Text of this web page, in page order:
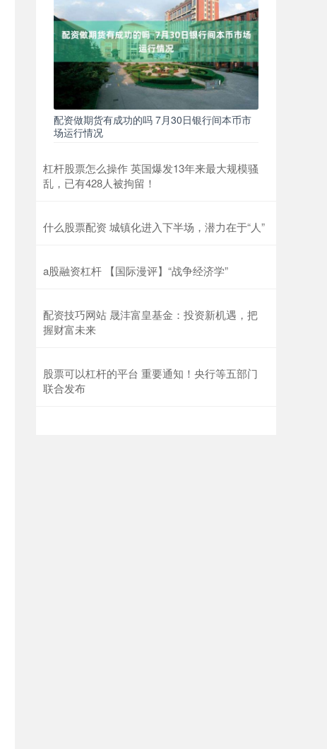
配资做期货有成功的吗 7月30日银行间本币市
场运行情况
杠杆股票怎么操作 英国爆发13年来最大规模骚
乱，已有428人被拘留！
什么股票配资 城镇化进入下半场，潜力在于“人”
a股融资杠杆 【国际漫评】“战争经济学”
配资技巧网站 晟沣富皇基金：投资新机遇，把
握财富未来
股票可以杠杆的平台 重要通知！央行等五部门
联合发布